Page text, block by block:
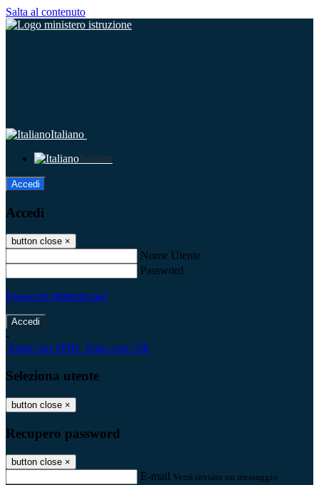
Salta al contenuto
Italiano
Italiano
Accedi
Accedi
button close ×
Nome Utente
Password
Password dimenticata?
-
Entra con SPID Entra con CIE
Seleziona utente
button close ×
Recupero password
button close ×
E-mail Verrà inviato un messaggio